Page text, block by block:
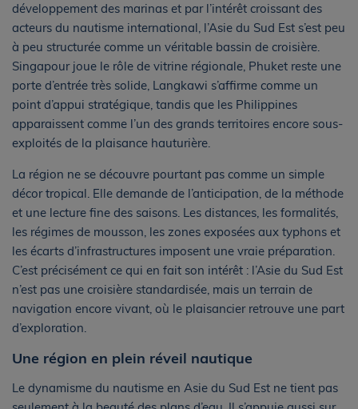
développement des marinas et par l’intérêt croissant des
acteurs du nautisme international, l’Asie du Sud Est s’est peu
à peu structurée comme un véritable bassin de croisière.
Singapour joue le rôle de vitrine régionale, Phuket reste une
porte d’entrée très solide, Langkawi s’affirme comme un
point d’appui stratégique, tandis que les Philippines
apparaissent comme l’un des grands territoires encore sous-
exploités de la plaisance hauturière.
La région ne se découvre pourtant pas comme un simple
décor tropical. Elle demande de l’anticipation, de la méthode
et une lecture fine des saisons. Les distances, les formalités,
les régimes de mousson, les zones exposées aux typhons et
les écarts d’infrastructures imposent une vraie préparation.
C’est précisément ce qui en fait son intérêt : l’Asie du Sud Est
n’est pas une croisière standardisée, mais un terrain de
navigation encore vivant, où le plaisancier retrouve une part
d’exploration.
Une région en plein réveil nautique
Le dynamisme du nautisme en Asie du Sud Est ne tient pas